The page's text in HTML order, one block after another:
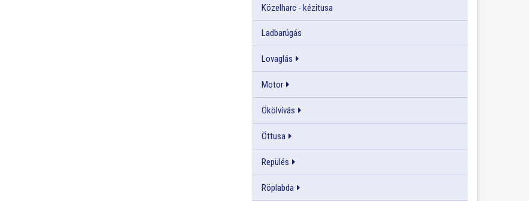
Közelharc - kézitusa
Ladbarúgás
Lovaglás
Motor
Ökölvívás
Öttusa
Repülés
Röplabda